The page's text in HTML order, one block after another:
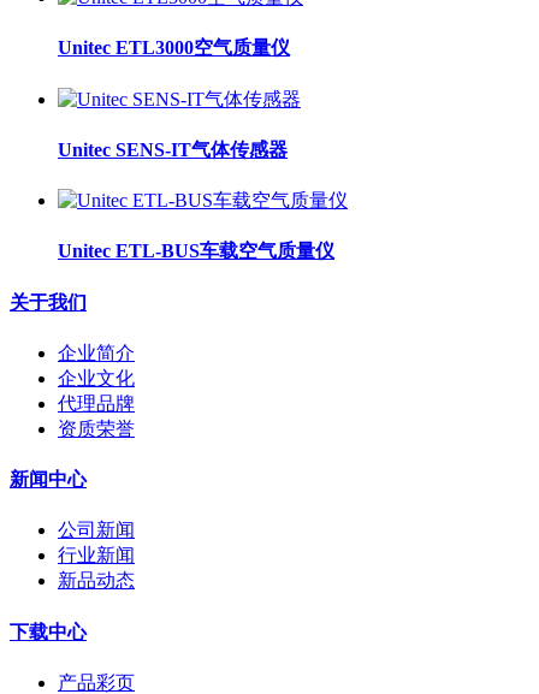
Unitec ETL3000空气质量仪
Unitec SENS-IT气体传感器
Unitec ETL-BUS车载空气质量仪
关于我们
企业简介
企业文化
代理品牌
资质荣誉
新闻中心
公司新闻
行业新闻
新品动态
下载中心
产品彩页